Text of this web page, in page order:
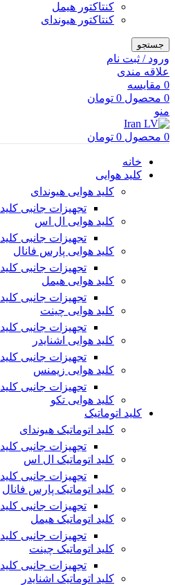
کنتاکتور هیمل
کنتاکتور هیوندای
جستجو
ورود / ثبت نام
علاقه مندی
0 مقایسه
0 محصول 0 تومان
منو
0 محصول 0 تومان
خانه
کلید هوایی
کلید هوایی هیوندای
تجهیزات جانبی
کلید هوایی ال اس
تجهیزات جانبی
کلید هوایی پارس فانال
تجهیزات جانبی
کلید هوایی هیمل
تجهیزات جانبی
کلید هوایی چینت
تجهیزات جانبی
کلید هوایی اشنایدر
تجهیزات جانبی کلید
کلید هوایی زیمنس
تجهیزات جانبی
کلید هوایی تکو
کلید اتوماتیک
کلید اتوماتیک هیوندای
تجهیزات جانبی
کلید اتوماتیک ال اس
تجهیزات جانبی
کلید اتوماتیک پارس فانال
تجهیزات جانبی
کلید اتوماتیک هیمل
تجهیزات جانبی
کلید اتوماتیک چینت
تجهیزات جانبی
کلید اتوماتیک اشنایدر